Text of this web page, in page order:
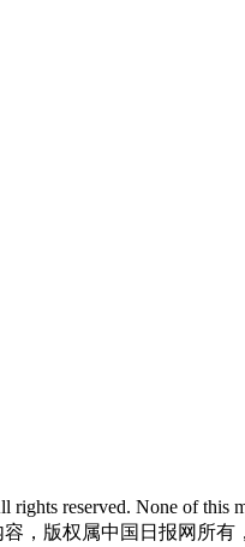
rights reserved. None of
，版权属中国日报网所